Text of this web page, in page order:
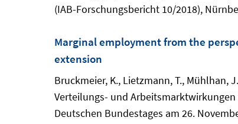
(IAB-Forschungsbericht 10/2018),
Marginal employment from the
extension
Bruckmeier, K., Lietzmann, T., Mühlhan,
Verteilungs- und
Deutschen Bundestages am 26.